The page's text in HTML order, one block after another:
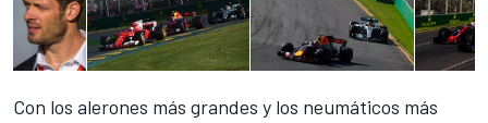
Con los alerones más grandes y los neumáticos más